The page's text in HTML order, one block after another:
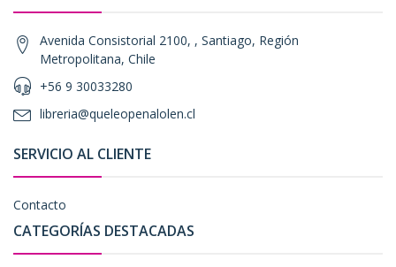
Avenida Consistorial 2100, , Santiago, Región
Metropolitana, Chile
+56 9 30033280
libreria@queleopenalolen.cl
SERVICIO AL CLIENTE
Contacto
CATEGORÍAS DESTACADAS